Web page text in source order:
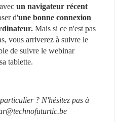
d'une bonne connexion
Mais si ce n'est pas
vous arriverez à suivre le
de suivre le webinar
tablette.
? N'hésitez pas à